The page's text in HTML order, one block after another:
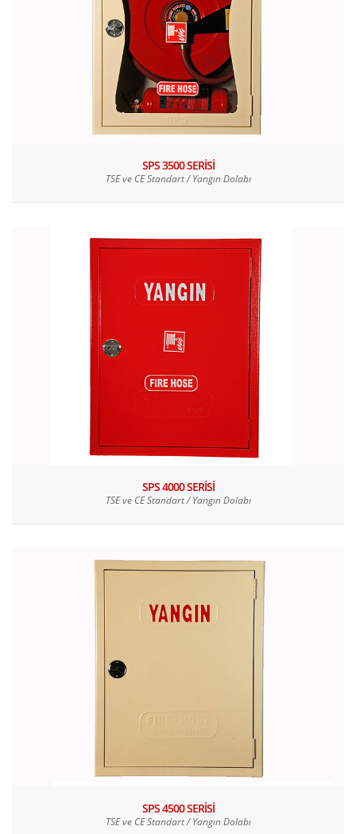
SPS 3500 SERİSİ
TSE ve CE Standart / Yangın Dolabı
SPS 4000 SERİSİ
TSE ve CE Standart / Yangın Dolabı
SPS 4500 SERİSİ
TSE ve CE Standart / Yangın Dolabı